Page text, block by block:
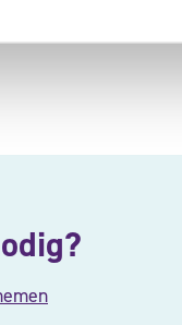
(2001). ‘Knee